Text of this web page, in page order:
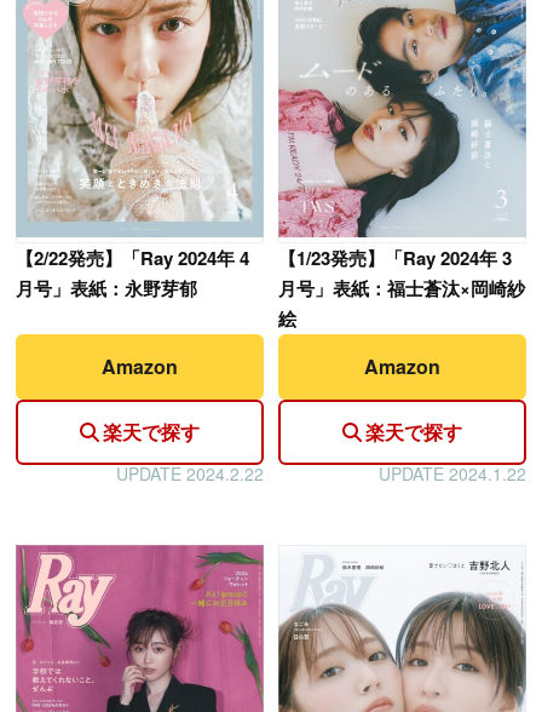
【2/22発売】「Ray 2024年 4
月号」表紙：永野芽郁
Amazon
楽天で探す
UPDATE 2024.2.22
【1/23発売】「Ray 2024年 3
月号」表紙：福士蒼汰×岡崎紗
絵
Amazon
楽天で探す
UPDATE 2024.1.22